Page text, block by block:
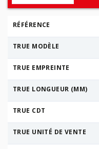
RÉFÉRENCE
TRUE MODÈLE
TRUE EMPREINTE
TRUE LONGUEUR (MM)
TRUE CDT
TRUE UNITÉ DE VENTE